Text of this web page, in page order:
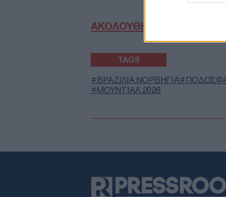
ΑΚΟΛΟΥΘΗΣΤΕ ΜΑΣ ΣΤΟ
TAGS
ΒΡΑΖΙΛΙΑ ΝΟΡΒΗΓΙΑ
ΜΟΥΝΤΙΑΛ 2026